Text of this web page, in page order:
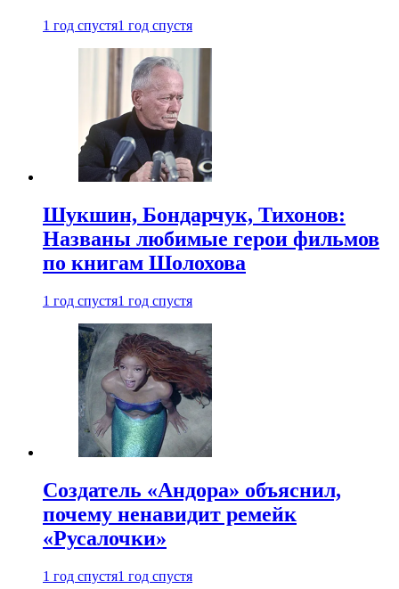
1 год спустя1 год спустя
Шукшин, Бондарчук, Тихонов:
Названы любимые герои фильмов
по книгам Шолохова
1 год спустя1 год спустя
Создатель «Андора» объяснил,
почему ненавидит ремейк
«Русалочки»
1 год спустя1 год спустя